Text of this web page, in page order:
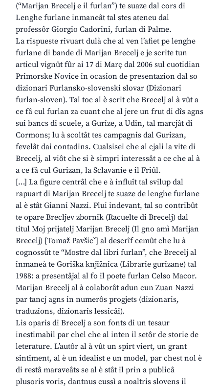
(“Marijan Brecelj e il furlan”) te suaze dal cors di
Lenghe furlane inmaneât tal stes ateneu dal
professôr Giorgio Cadorini, furlan di Palme.
La rispueste rivuart dulà che al ven l’afiet pe lenghe
furlane di bande di Marijan Brecelj e je scrite tun
articul vignût fûr ai 17 di Març dal 2006 sul cuotidian
Primorske Novice in ocasion de presentazion dal so
dizionari Furlansko-slovenski slovar (Dizionari
furlan-sloven). Tal toc al è scrit che Brecelj al à vût a
ce fâ cul furlan za cuant che al jere un frut di dîs agns
sui bancs di scuele, a Gurize, a Udin, tal marcjât di
Cormons; lu à scoltât tes campagnis dal Gurizan,
fevelât dai contadins. Cualsisei che al cjali la vite di
Brecelj, al viôt che si è simpri interessât a ce che al à
a ce fâ cul Gurizan, la Sclavanie e il Friûl.
[…] La figure centrâl che e à influît tal svilup dal
rapuart di Marijan Brecelj te suaze de lenghe furlane
al è stât Gianni Nazzi. Plui indevant, tal so contribût
te opare Brecljev zbornik (Racuelte di Brecelj) dal
titul Moj prijatelj Marijan Brecelj (Il gno amì Marijan
Brecelj) [Tomaž Pavšicˇ] al descrîf cemût che lu à
cognossût te “Mostre dal libri furlan”, che Brecelj al
inmaneà te Goriška knjižnica (Librarie gurizane) tal
1988: a presentâjal al fo il poete furlan Celso Macor.
Marijan Brecelj al à colaborât adun cun Zuan Nazzi
par tancj agns in numerôs progjets (dizionaris,
traduzions, dizionaris lessicâi).
Lis oparis di Brecelj a son fonts di un tesaur
inestimabil par chel che al inten il setôr de storie de
leterature. L’autôr al à vût un spirt viert, un grant
sintiment, al è un idealist e un model, par chest nol è
di restâ maraveâts se al è stât il prin a publicâ
plusoris voris, dantnus cussì a noaltris slovens il